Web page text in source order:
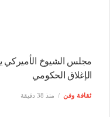
مجلس الشيوخ الأميركي
الإغلاق الحكومي
ثقافة وفن منذ 38 دقيقة